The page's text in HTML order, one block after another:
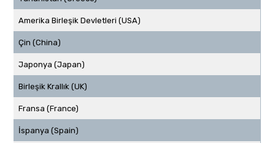
Amerika Birleşik Devletleri (USA)
Çin (China)
Japonya (Japan)
Birleşik Krallık (UK)
Fransa (France)
İspanya (Spain)